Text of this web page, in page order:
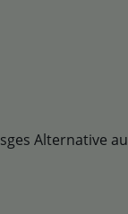
Alternative au